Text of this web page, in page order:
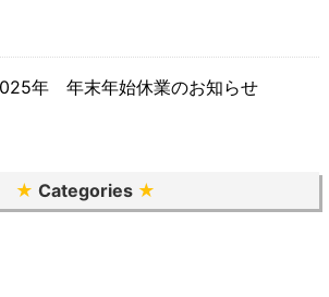
年 年末年始休業のお知らせ
★ Categories ★